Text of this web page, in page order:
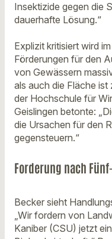
Insektizide gegen die
dauerhafte Lösung.“
Explizit kritisiert wird
Förderungen für den
von Gewässern
als auch die Fläche
der Hochschule für
Geislingen betonte:
die Ursachen für den
gegensteuern.“
Forderung nach
Becker sieht
„Wir fordern von
Kaniber (CSU) jetzt